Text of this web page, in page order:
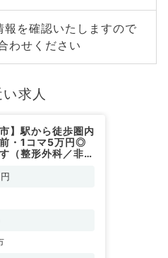
報を確認いたしますので
わせください
求人
】駅から徒歩圏内
・1コマ5万円◎
（整形外科／非常